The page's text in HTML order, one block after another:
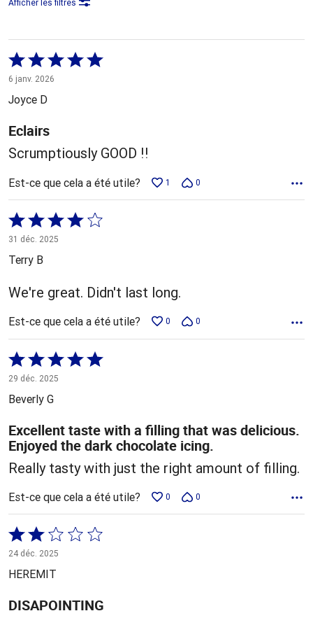
Afficher les filtres
Coté
5 sur
5
6 janv. 2026
Joyce D
Eclairs
Scrumptiously GOOD !!
Est-ce que cela a été utile? 1 0
Coté
4 sur
5
31 déc. 2025
Terry B
We're great. Didn't last long.
Est-ce que cela a été utile? 0 0
Coté
5 sur
5
29 déc. 2025
Beverly G
Excellent taste with a filling that was delicious.
Enjoyed the dark chocolate icing.
Really tasty with just the right amount of filling.
Est-ce que cela a été utile? 0 0
Coté
2 sur
5
24 déc. 2025
HEREMIT
DISAPOINTING